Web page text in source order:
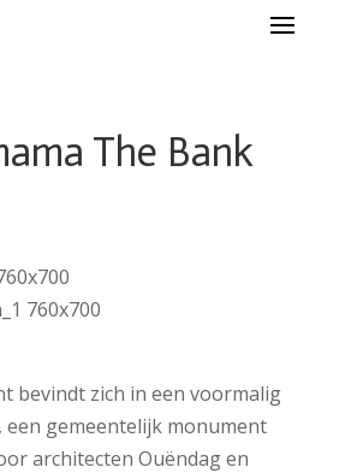
The Bank
bevindt zich in een voormalig
een gemeentelijk monument
architecten Ouëndag en